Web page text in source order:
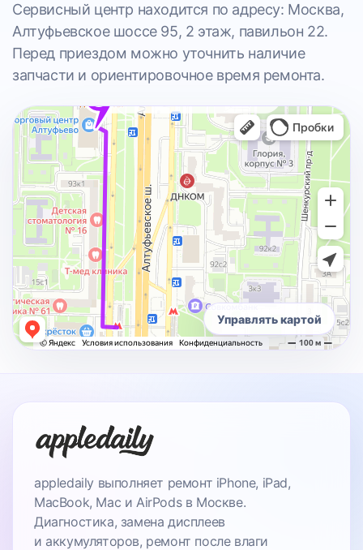
Сервисный центр находится по адресу: Москва,
Алтуфьевское шоссе 95, 2 этаж, павильон 22.
Перед приездом можно уточнить наличие
запчасти и ориентировочное время ремонта.
Управлять картой
appledaily выполняет ремонт iPhone, iPad,
MacBook, Mac и AirPods в Москве.
Диагностика, замена дисплеев
и аккумуляторов, ремонт после влаги